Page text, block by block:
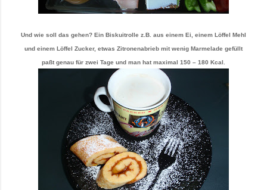
Und wie soll das gehen? Ein Biskuitrolle z.B. aus einem Ei, einem Löffel Mehl
und einem Löffel Zucker, etwas Zitronenabrieb mit wenig Marmelade gefüllt
paßt genau für zwei Tage und man hat maximal 150 – 180 Kcal.